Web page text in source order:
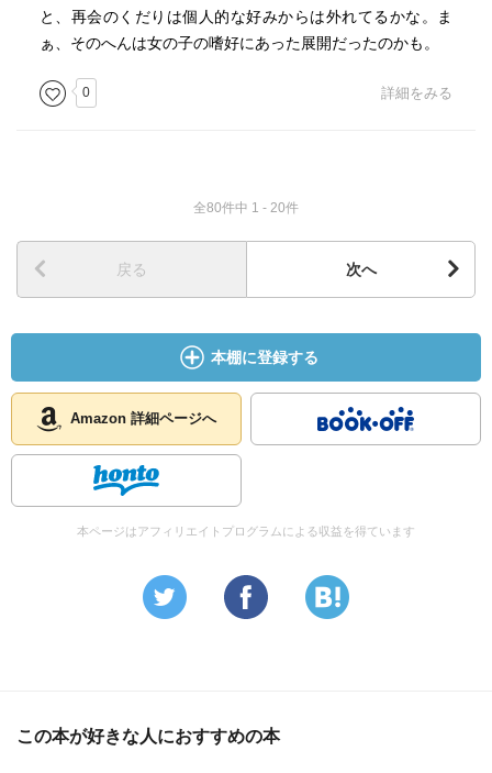
と、再会のくだりは個人的な好みからは外れてるかな。ま
ぁ、そのへんは女の子の嗜好にあった展開だったのかも。
0 詳細をみる
全80件中 1 - 20件
戻る 次へ
本棚に登録する
Amazon 詳細ページへ
本ページはアフィリエイトプログラムによる収益を得ています
この本が好きな人におすすめの本